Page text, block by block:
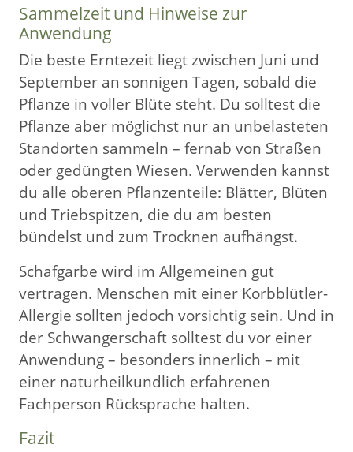
Sammelzeit und Hinweise zur
Anwendung
Die beste Erntezeit liegt zwischen Juni und
September an sonnigen Tagen, sobald die
Pflanze in voller Blüte steht. Du solltest die
Pflanze aber möglichst nur an unbelasteten
Standorten sammeln – fernab von Straßen
oder gedüngten Wiesen. Verwenden kannst
du alle oberen Pflanzenteile: Blätter, Blüten
und Triebspitzen, die du am besten
bündelst und zum Trocknen aufhängst.
Schafgarbe wird im Allgemeinen gut
vertragen. Menschen mit einer Korbblütler-
Allergie sollten jedoch vorsichtig sein. Und in
der Schwangerschaft solltest du vor einer
Anwendung – besonders innerlich – mit
einer naturheilkundlich erfahrenen
Fachperson Rücksprache halten.
Fazit